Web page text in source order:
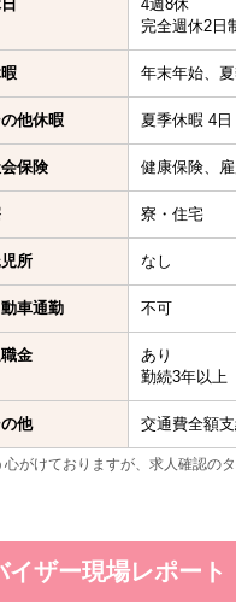
4週8休
完全週休2日
年末年始、
他休暇 夏季休暇 4
保険 健康保険、
寮・住宅
所 なし
車通勤 不可
金
あり
勤続3年以上
他 交通費全額
がけておりますが、求人確認の
イザー現場レポート